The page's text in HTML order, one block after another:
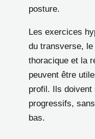
posture.
Les exercices
du transverse,
thoracique et la
peuvent être
profil. Ils
progressifs,
bas.